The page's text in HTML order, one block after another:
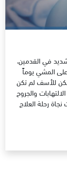
في القدمين،
المشي يوماً
للأسف لم تكن
والجروح
رحلة العلاج